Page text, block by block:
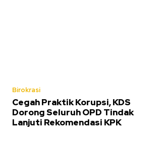
Birokrasi
Cegah Praktik Korupsi, KDS
Dorong Seluruh OPD Tindak
Lanjuti Rekomendasi KPK